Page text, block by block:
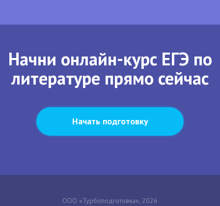
Начни онлайн-курс ЕГЭ по
литературе прямо сейчас
Начать подготовку
ООО «Турбоподготовка», 2026